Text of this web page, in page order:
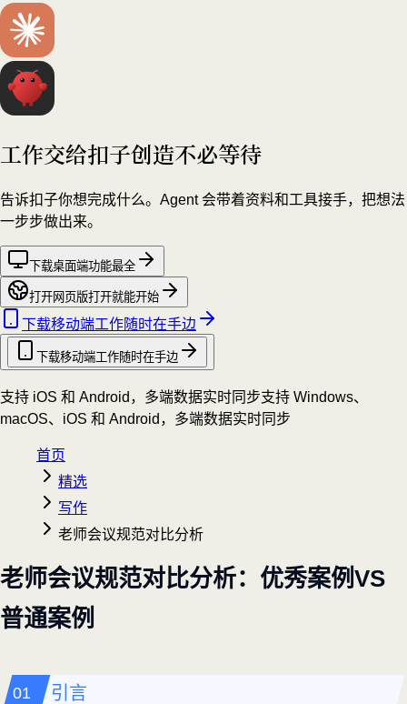
工作交给扣子创造不必等待
告诉扣子你想完成什么。Agent 会带着资料和工具接手，把想法
一步步做出来。
下载桌面端功能最全
打开网页版打开就能开始
下载移动端工作随时在手边
下载移动端工作随时在手边
支持 iOS 和 Android，多端数据实时同步支持 Windows、
macOS、iOS 和 Android，多端数据实时同步
首页
精选
写作
老师会议规范对比分析
老师会议规范对比分析：优秀案例VS
普通案例
引言